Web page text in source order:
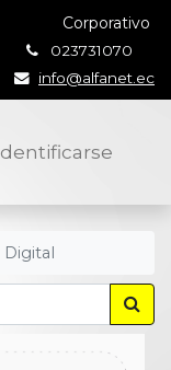
Corporativo
023731070
info@alfanet.ec
Digital